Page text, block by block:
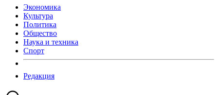
Экономика
Культура
Политика
Общество
Наука и техника
Спорт
Редакция